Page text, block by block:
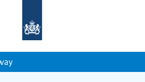
homepage